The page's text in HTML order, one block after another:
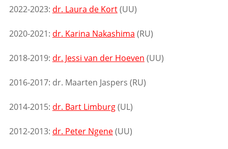
het
2022-2023: dr. Laura de Kort(UU)
2020-2021: dr. Karina Nakashima (RU)
2018-2019: dr. Jessi van der Hoeven (UU)
2016-2017: dr. Maarten Jaspers (RU)
2014-2015: dr. Bart Limburg(UL)
2012-2013: dr. Peter Ngene(UU)